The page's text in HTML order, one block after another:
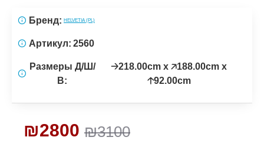
₪3100
₪2800
Бренд: HELVETIA (PL)
Артикул: 2560
Размеры Д/Ш/
В:
🡢218.00cm x 🡥188.00cm x
🡡92.00cm